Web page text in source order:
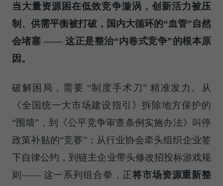
当大量资源困在低效竞争漩涡，创新活力被压
制、供需平衡被打破，国内大循环的“血管”自然
会堵塞 —— 这正是整治“内卷式竞争”的根本原
因。
破解困局，需要 “制度手术刀” 精准发力。从
《全国统一大市场建设指引》拆除地方保护的
“围墙”，到《公平竞争审查条例实施办法》叫停
政策补贴的“竞赛”；从行业协会牵头组织企业签
下自律公约，到链主企业带头修改招投标游戏规
则—— 这一系列组合拳，正将市场资源重新整